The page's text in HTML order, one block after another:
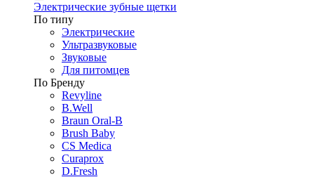
Электрические зубные щетки
По типу
Электрические
Ультразвуковые
Звуковые
Для питомцев
По Бренду
Revyline
B.Well
Braun Oral-B
Brush Baby
CS Medica
Curaprox
D.Fresh